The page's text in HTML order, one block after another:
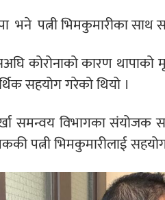
भने पत्नी भिमकुमारीका
कोरोनाको कारण
सहयोग गरेको थियो ।
समन्वय विभागका संयोजक
पत्नी भिमकुमारीलाई